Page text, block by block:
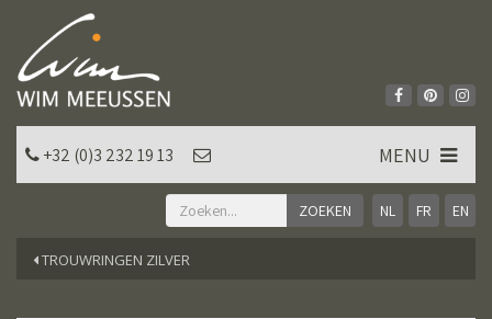
NL FR EN
+32 (0)3 232 19 13 MENU
TROUWRINGEN ZILVER